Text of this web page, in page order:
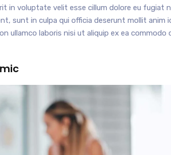
in voluptate velit esse cillum dolore eu fugiat
sunt in culpa qui officia deserunt mollit anim
ullamco laboris nisi ut aliquip ex ea commodo